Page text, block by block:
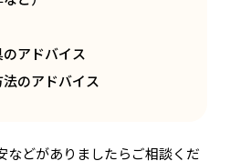
アドバイス
のアドバイス
などがありましたらご相談くだ